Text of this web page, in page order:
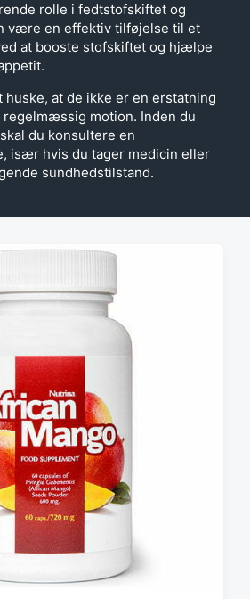
rolle i fedtstofskiftet og
være en effektiv tilføjelse til et
at booste stofskiftet og hjælpe
huske, at de ikke er en erstatning
motion. Inden du
du konsultere en
især hvis du tager medicin eller
sundhedstilstand.